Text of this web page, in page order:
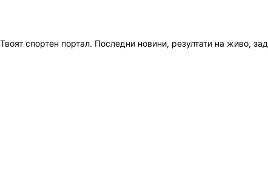
Твоят спортен портал. Последни новини, резултати на живо,